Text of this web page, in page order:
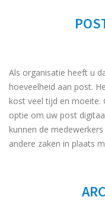
Als organisatie heeft u
hoeveelheid aan post.
kost veel tijd en moeite.
optie om uw post
kunnen de
andere zaken in plaats